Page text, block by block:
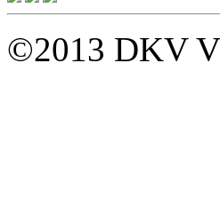
©2013 DKV